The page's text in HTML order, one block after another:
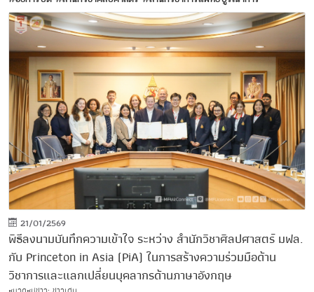
21/01/2569
พิธีลงนามบันทึกความเข้าใจ ระหว่าง สำนักวิชาศิลปศาสตร์ มฟล.
กับ Princeton in Asia (PiA) ในการสร้างความร่วมมือด้าน
วิชาการและแลกเปลี่ยนบุคลากรด้านภาษาอังกฤษ